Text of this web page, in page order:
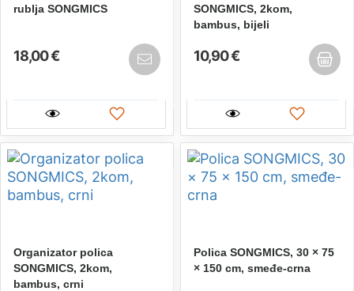
rublja SONGMICS
18,00 €
SONGMICS, 2kom,
bambus, bijeli
10,90 €
Organizator polica
SONGMICS, 2kom,
bambus, crni
Polica SONGMICS, 30 × 75
× 150 cm, smeđe-crna